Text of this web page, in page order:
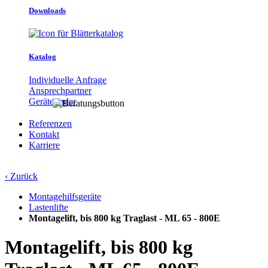
Downloads
Katalog
Individuelle Anfrage
Ansprechpartner
Gerätefinder
Referenzen
Kontakt
Karriere
‹ Zurück
Montagehilfsgeräte
Lastenlifte
Montagelift, bis 800 kg Traglast - ML 65 - 800E
Montagelift, bis 800 kg